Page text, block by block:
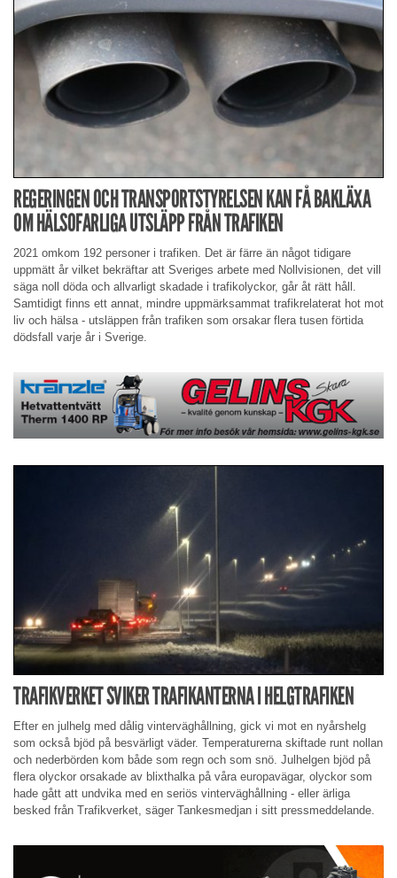
REGERINGEN OCH TRANSPORTSTYRELSEN KAN FÅ BAKLÄXA
OM HÄLSOFARLIGA UTSLÄPP FRÅN TRAFIKEN
2021 omkom 192 personer i trafiken. Det är färre än något tidigare
uppmätt år vilket bekräftar att Sveriges arbete med Nollvisionen, det vill
säga noll döda och allvarligt skadade i trafikolyckor, går åt rätt håll.
Samtidigt finns ett annat, mindre uppmärksammat trafikrelaterat hot mot
liv och hälsa - utsläppen från trafiken som orsakar flera tusen förtida
dödsfall varje år i Sverige.
TRAFIKVERKET SVIKER TRAFIKANTERNA I HELGTRAFIKEN
Efter en julhelg med dålig vinterväghållning, gick vi mot en nyårshelg
som också bjöd på besvärligt väder. Temperaturerna skiftade runt nollan
och nederbörden kom både som regn och som snö. Julhelgen bjöd på
flera olyckor orsakade av blixthalka på våra europavägar, olyckor som
hade gått att undvika med en seriös vinterväghållning - eller ärliga
besked från Trafikverket, säger Tankesmedjan i sitt pressmeddelande.